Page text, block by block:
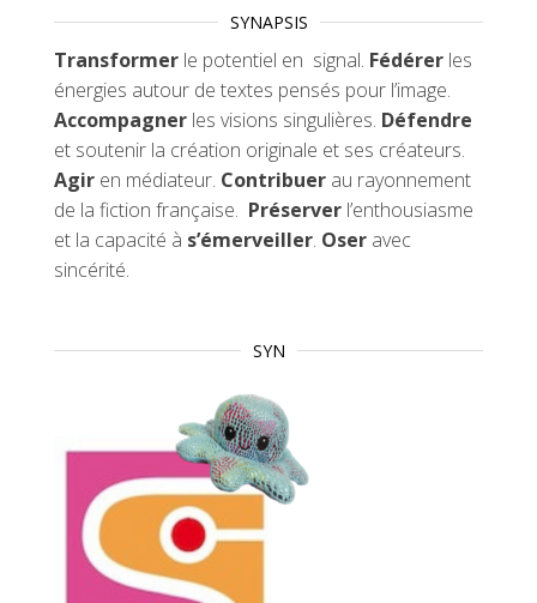
SYNAPSIS
Transformer le potentiel en signal. Fédérer les
énergies autour de textes pensés pour l’image.
Accompagner les visions singulières. Défendre
et soutenir la création originale et ses créateurs.
Agir en médiateur. Contribuer au rayonnement
de la fiction française. Préserver l’enthousiasme
et la capacité à s’émerveiller. Oser avec
sincérité.
SYN